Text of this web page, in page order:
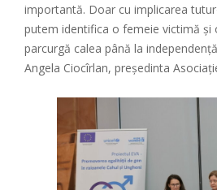
importantă. Doar cu implicarea
putem identifica o femeie victimă și
parcurgă calea până la
Angela Ciocîrlan, președinta